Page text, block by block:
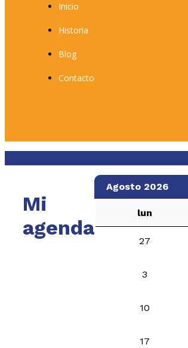
Inicio
Historia
Blog
Contacto
Mi
agenda
Agosto 2026
lun
27
3
10
17